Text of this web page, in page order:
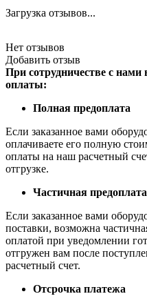
Загрузка отзывов...
Нет отзывов
Добавить отзыв
При сотрудничестве с
оплаты:
Полная предоплата
Если заказанное вами
оплачиваете его полную
оплаты на наш расчетный
отгрузке.
Частичная предоплата
Если заказанное вами
поставки, возможна
оплатой при уведомлении
отгружен вам после
расчетный счет.
Отсрочка платежа